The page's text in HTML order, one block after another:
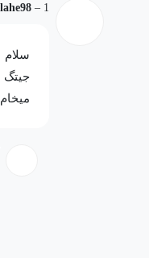
– 1 مرداد, 1400
میخام